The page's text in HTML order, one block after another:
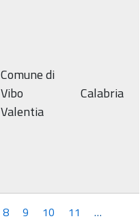
Comune di
Vibo
Valentia
Calabria
8 9 10 11 …